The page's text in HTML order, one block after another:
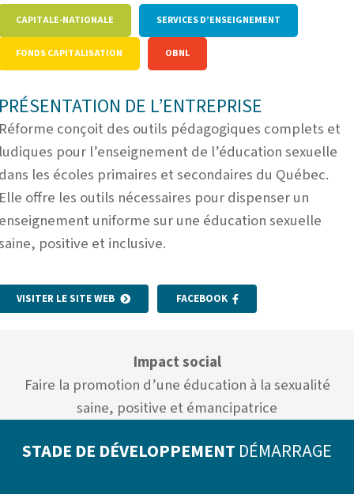
CAPITALE-NATIONALE SERVICES D’ENSEIGNEMENT
FONDS CAPITALISATION OBNL
DE L’ENTREPRISE
conçoit des outils pédagogiques complets et
pour l’enseignement de l’éducation sexuelle
les écoles primaires et secondaires du Québec.
offre les outils nécessaires pour dispenser un
uniforme sur une éducation sexuelle
positive et inclusive.
VISITER LE SITE WEB FACEBOOK
Impact social
Faire la promotion d’une éducation à la sexualité
saine, positive et émancipatrice
STADE DE DÉVELOPPEMENT DÉMARRAGE